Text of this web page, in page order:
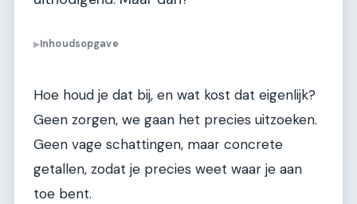
▶Inhoudsopgave
Hoe houd je dat bij, en wat kost dat eigenlijk?
Geen zorgen, we gaan het precies uitzoeken.
Geen vage schattingen, maar concrete
getallen, zodat je precies weet waar je aan
toe bent.